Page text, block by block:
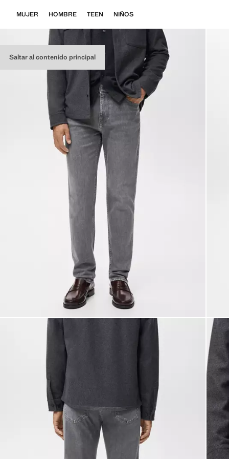
Saltar al contenido principal
MUJER HOMBRE TEEN NIÑOS